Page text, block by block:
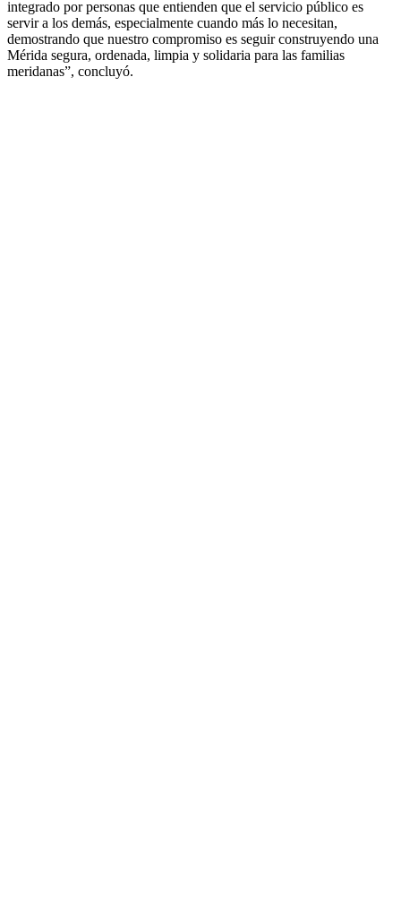
integrado por personas que entienden que el servicio público es
servir a los demás, especialmente cuando más lo necesitan,
demostrando que nuestro compromiso es seguir construyendo una
Mérida segura, ordenada, limpia y solidaria para las familias
meridanas”, concluyó.